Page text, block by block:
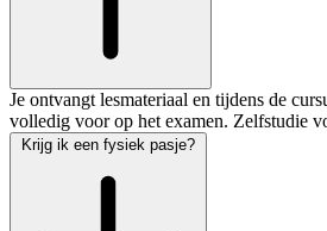
Je ontvangt lesmateriaal en tijdens de
volledig voor op het examen. Zelfstudie
Krijg ik een fysiek pasje?